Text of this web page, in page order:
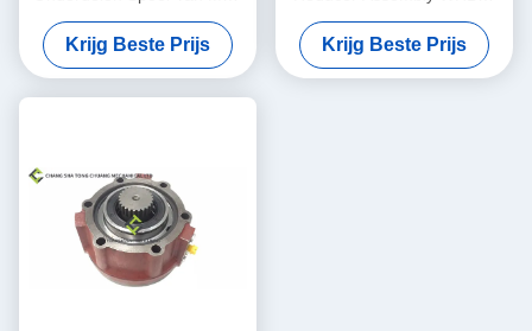
Way Valve
Krijg Beste Prijs
100C 1030201124
Krijg Beste Prijs